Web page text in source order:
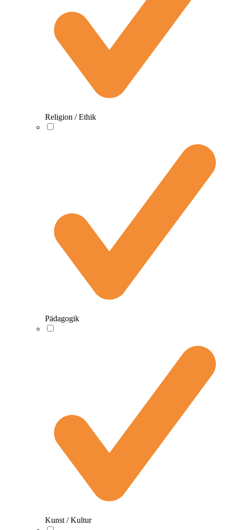
Religion / Ethik
Pädagogik
Kunst / Kultur